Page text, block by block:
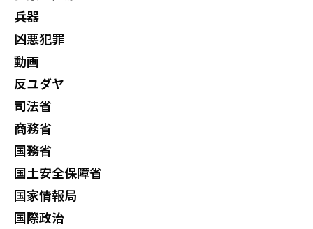
兵器
凶悪犯罪
動画
反ユダヤ
司法省
商務省
国務省
国土安全保障省
国家情報局
国際政治